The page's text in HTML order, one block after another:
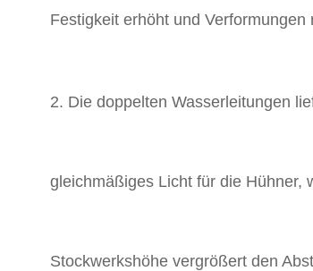
Festigkeit erhöht und Verformungen
2. Die doppelten Wasserleitungen
gleichmäßiges Licht für die Hühner,
Stockwerkshöhe vergrößert den